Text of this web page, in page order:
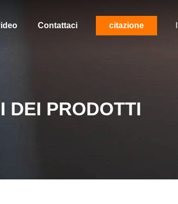
Contattaci citazione
DEI PRODOTTI